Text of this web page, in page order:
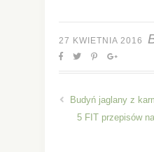
27 KWIETNIA 2016
Budyń jaglany z
5 FIT przepisów